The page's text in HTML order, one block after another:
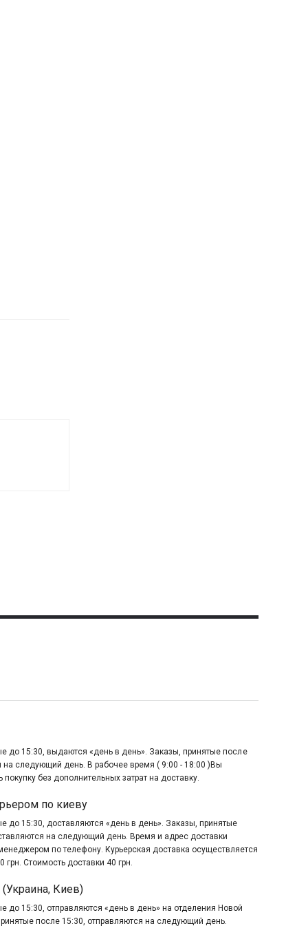
до 15:30, выдаются «день в день». Заказы, принятые после
следующий день. В рабочее время ( 9:00 - 18:00 )Вы
покупку без дополнительных затрат на доставку.
по киеву
до 15:30, доставляются «день в день». Заказы, принятые
на следующий день. Время и адрес доставки
по телефону. Курьерская доставка осуществляется
грн. Стоимость доставки 40 грн.
Киев)
до 15:30, отправляются «день в день» на отделения Новой
после 15:30, отправляются на следующий день.